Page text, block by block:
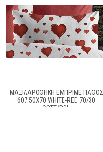
ΜΑΞΙΛΑΡΟΘΉΚΗ ΕΜΠΡΙΜΈ ΠΆΘΟΣ
607 50X70 WHITE-RED 70/30
COTT/POL